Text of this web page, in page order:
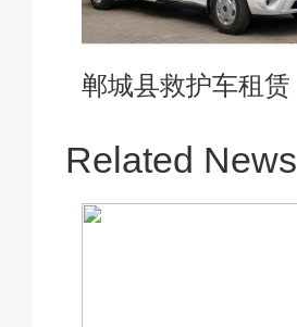
郸城县救护车租赁
Related News